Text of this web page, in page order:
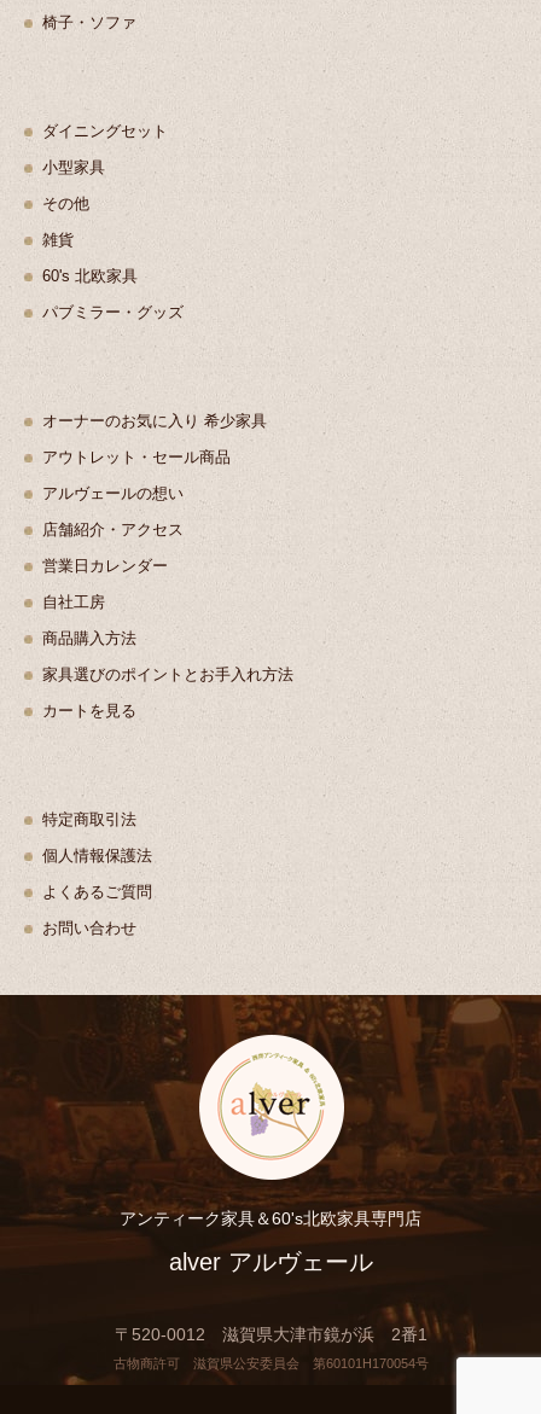
椅子・ソファ
ダイニングセット
小型家具
その他
雑貨
60's 北欧家具
パブミラー・グッズ
オーナーのお気に入り 希少家具
アウトレット・セール商品
アルヴェールの想い
店舗紹介・アクセス
営業日カレンダー
自社工房
商品購入方法
家具選びのポイントとお手入れ方法
カートを見る
特定商取引法
個人情報保護法
よくあるご質問
お問い合わせ
アンティーク家具＆60's北欧家具専門店
alver アルヴェール
〒520-0012 滋賀県大津市鏡が浜 2番1
古物商許可 滋賀県公安委員会 第60101H170054号